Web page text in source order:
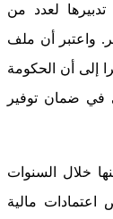
لعدد من
واعتبر أن ملف
إلى أن الحكومة
في ضمان توفير
خلال السنوات
اعتمادات مالية